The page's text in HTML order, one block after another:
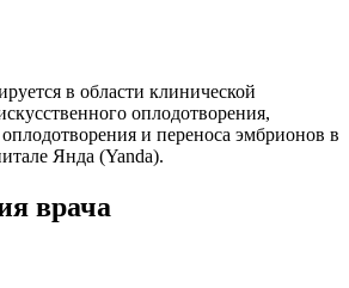
в области клинической
оплодотворения,
и переноса эмбрионов в
Янда (Yanda).
врача